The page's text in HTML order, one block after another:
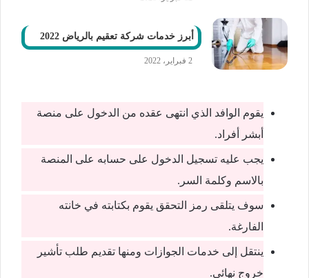
أبرز خدمات شركة تعقيم بالرياض 2022
2 فبراير، 2022
يقوم الوافد الذي انتهى عقده من الدخول على منصة
أبشر أفراد.
يجب عليه تسجيل الدخول على حسابه على المنصة
بالاسم وكلمة السر.
سوف يتلقى رمز التحقق يقوم بكتابته في خانته
الفارغة.
ينتقل إلى خدمات الجوازات ومنها تقديم طلب تأشير
خروج نهائي.